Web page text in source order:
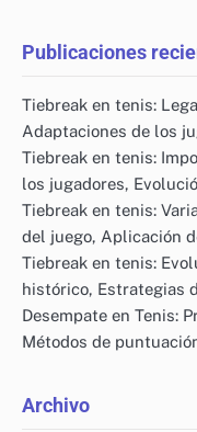
Publicaciones
Tiebreak en tenis:
Adaptaciones de los
Tiebreak en tenis:
los jugadores,
Tiebreak en tenis:
del juego, Aplicación
Tiebreak en tenis:
histórico, Estrategias
Desempate en Tenis:
Métodos de
Archivo